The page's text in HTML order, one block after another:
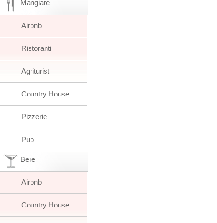
Mangiare
Airbnb
Ristoranti
Agriturist
Country House
Pizzerie
Pub
Bere
Airbnb
Country House